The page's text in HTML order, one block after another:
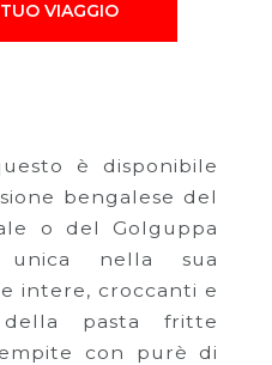
VIAGGIO
è disponibile
bengalese del
o del Golguppa
unica nella sua
intere, croccanti e
pasta fritte
con purè di